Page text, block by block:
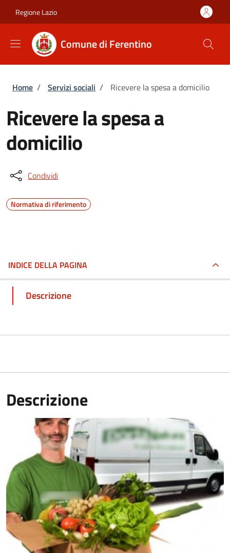
Regione Lazio
Comune di Ferentino
Briciole di pane
Home / Servizi sociali / Ricevere la spesa a domicilio
Ricevere la spesa a
domicilio
Condividi
Normativa di riferimento
INDICE DELLA PAGINA
Descrizione
Descrizione